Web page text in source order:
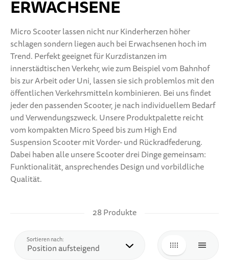
ERWACHSENE
Micro Scooter lassen nicht nur Kinderherzen höher
schlagen sondern liegen auch bei Erwachsenen hoch im
Trend. Perfekt geeignet für Kurzdistanzen im
innerstädtischen Verkehr, wie zum Beispiel vom Bahnhof
bis zur Arbeit oder Uni, lassen sie sich problemlos mit den
öffentlichen Verkehrsmitteln kombinieren. Bei uns findet
jeder den passenden Scooter, je nach individuellem Bedarf
und Verwendungszweck. Unsere Produktpalette reicht
vom kompakten Micro Speed bis zum High End
Suspension Scooter mit Vorder- und Rückradfederung.
Dabei haben alle unsere Scooter drei Dinge gemeinsam:
Funktionalität, ansprechendes Design und vorbildliche
Qualität.
28 Produkte
Sortieren nach:
LISTE LISTE